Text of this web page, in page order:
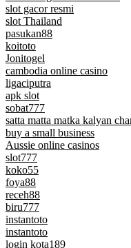
slot gacor resmi
slot Thailand
pasukan88
koitoto
Jonitogel
cambodia online casino
ligaciputra
apk slot
sobat777
satta matta matka kalyan
buy a small business
Aussie online casinos
slot777
koko55
foya88
receh88
biru777
instantoto
instantoto
login kota189